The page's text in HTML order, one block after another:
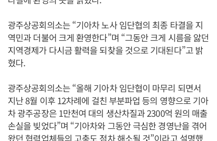
광주상공회의소는 “기아차 노사 임단협의 최종 타결을 지
역민과 더불어 크게 환영한다”며 “그동안 크게 시름을 앓던
지역경제가 다시금 활력을 되찾을 것으로 기대된다”고 밝
혔다.
광주상공회의소는 “올해 기아차 임단협이 마무리 되면서
지난 8월 이후 12차례에 걸친 부분파업 등의 영향으로 기아
차 광주공장은 1만천여 대의 생산차질과 2300억 원의 매출
손실을 빚었다”며 “기아차와 그동안 극심한 경영난을 겪어
왔던 협력업체들의 고충도 점차 해소될 것”이라고 설명했